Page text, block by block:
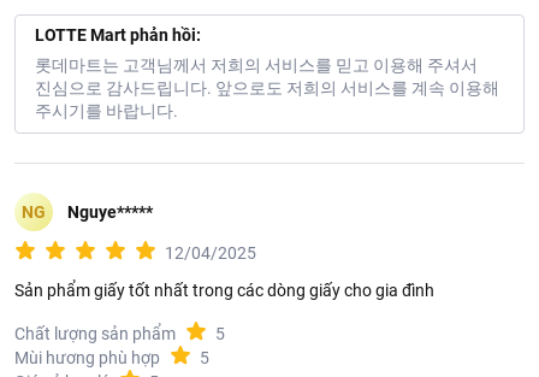
LOTTE Mart phản hồi:
롯데마트는 고객님께서 저희의 서비스를 믿고 이용해 주셔서
진심으로 감사드립니다. 앞으로도 저희의 서비스를 계속 이용해
주시기를 바랍니다.
NG Nguye*****
12/04/2025
Sản phẩm giấy tốt nhất trong các dòng giấy cho gia đình
Chất lượng sản phẩm
5
Mùi hương phù hợp
5